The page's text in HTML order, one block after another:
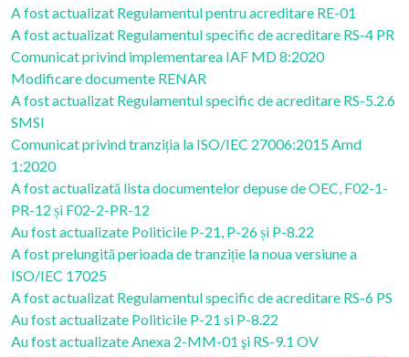
A fost actualizat Regulamentul pentru acreditare RE-01
A fost actualizat Regulamentul specific de acreditare RS-4 PR
Comunicat privind implementarea IAF MD 8:2020
Modificare documente RENAR
A fost actualizat Regulamentul specific de acreditare RS-5.2.6
SMSI
Comunicat privind tranziția la ISO/IEC 27006:2015 Amd
1:2020
A fost actualizată lista documentelor depuse de OEC, F02-1-
PR-12 și F02-2-PR-12
Au fost actualizate Politicile P-21, P-26 și P-8.22
A fost prelungită perioada de tranziție la noua versiune a
ISO/IEC 17025
A fost actualizat Regulamentul specific de acreditare RS-6 PS
Au fost actualizate Politicile P-21 si P-8.22
Au fost actualizate Anexa 2-MM-01 şi RS-9.1 OV